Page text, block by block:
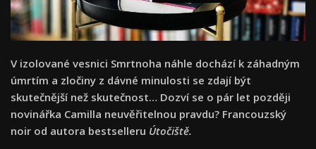
V izolované vesnici Smrtnoha náhle dochází k záhadným
úmrtím a zločiny z dávné minulosti se zdají být
skutečnější než skutečnost… Dozví se o pár let později
novinářka Camilla neuvěřitelnou pravdu? Francouzský
noir od autora bestselleru Útočiště.